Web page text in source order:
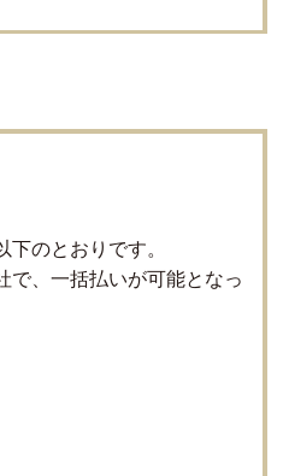
のとおりです。
で、一括払いが可能となっ